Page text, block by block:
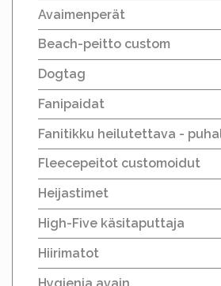
Avaimenperät
Beach-peitto custom
Dogtag
Fanipaidat
Fanitikku heilutettava -
Fleecepeitot customoidut
Heijastimet
High-Five käsitaputtaja
Hiirimatot
Hygienia avain